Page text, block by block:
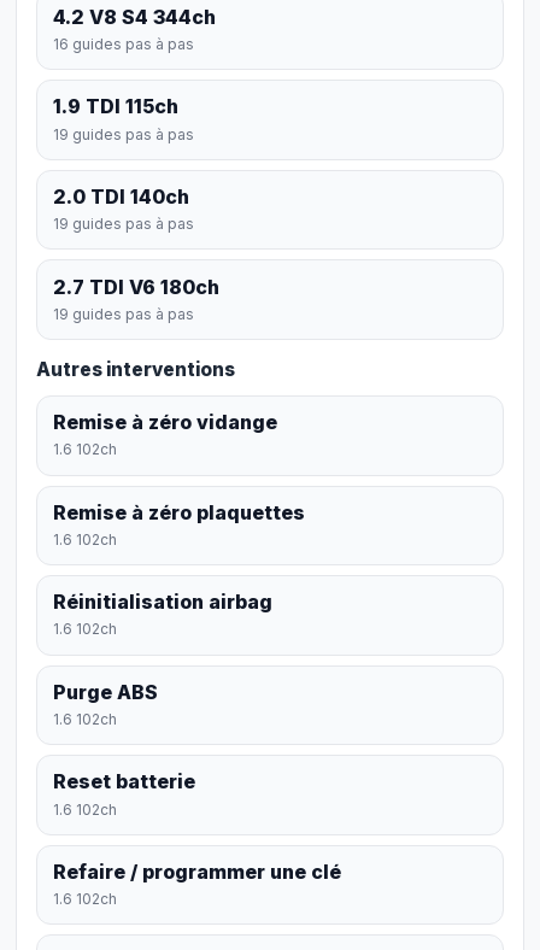
4.2 V8 S4 344ch
16 guides pas à pas
1.9 TDI 115ch
19 guides pas à pas
2.0 TDI 140ch
19 guides pas à pas
2.7 TDI V6 180ch
19 guides pas à pas
Autres interventions
Remise à zéro vidange
1.6 102ch
Remise à zéro plaquettes
1.6 102ch
Réinitialisation airbag
1.6 102ch
Purge ABS
1.6 102ch
Reset batterie
1.6 102ch
Refaire / programmer une clé
1.6 102ch